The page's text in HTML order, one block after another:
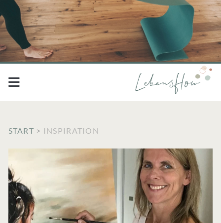
START > INSPIRATION
Kategorie:
<span>Inspiration</